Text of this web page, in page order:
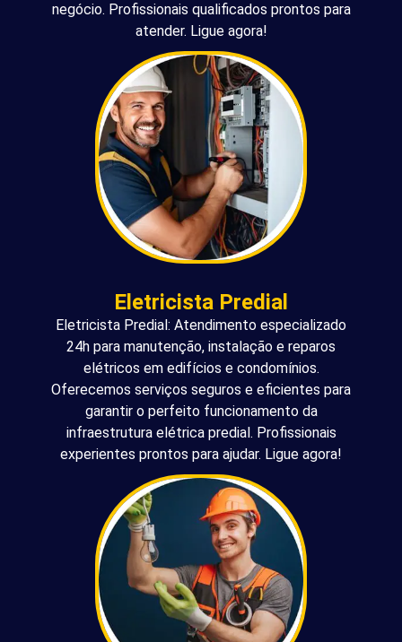
negócio. Profissionais qualificados prontos para
atender. Ligue agora!
Eletricista Predial
Eletricista Predial: Atendimento especializado
24h para manutenção, instalação e reparos
elétricos em edifícios e condomínios.
Oferecemos serviços seguros e eficientes para
garantir o perfeito funcionamento da
infraestrutura elétrica predial. Profissionais
experientes prontos para ajudar. Ligue agora!